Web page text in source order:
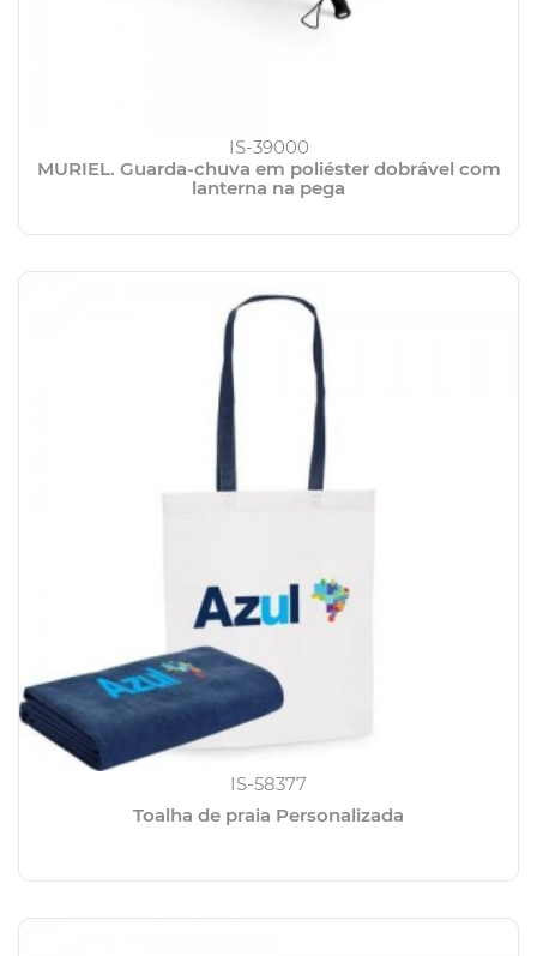
IS-39000
MURIEL. Guarda-chuva em poliéster dobrável com
lanterna na pega
IS-58377
Toalha de praia Personalizada